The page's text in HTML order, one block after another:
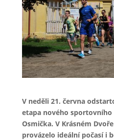
V neděli 21. června
etapa nového sportovního
Osmička. V Krásném
provázelo ideální počasí i